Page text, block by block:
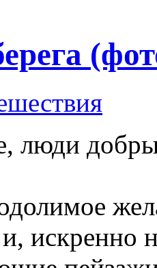
люди
искренно